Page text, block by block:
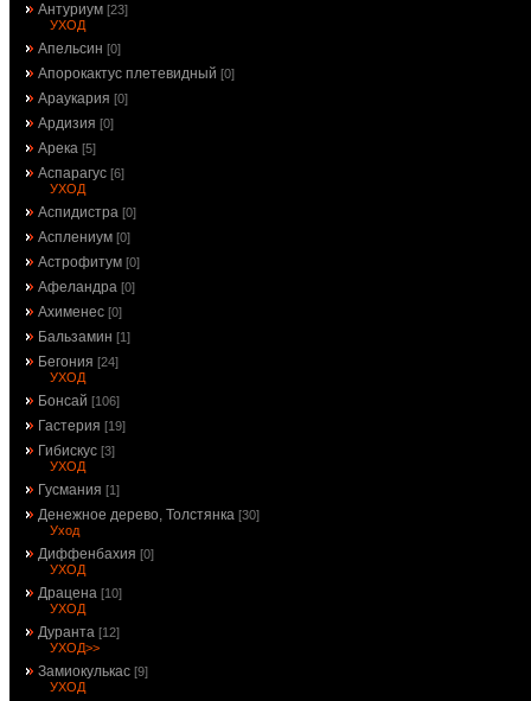
Антуриум [23]
УХОД
Апельсин [0]
Апорокактус плетевидный [0]
Араукария [0]
Ардизия [0]
Арека [5]
Аспарагус [6]
УХОД
Аспидистра [0]
Асплениум [0]
Астрофитум [0]
Афеландра [0]
Ахименес [0]
Бальзамин [1]
Бегония [24]
УХОД
Бонсай [106]
Гастерия [19]
Гибискус [3]
УХОД
Гусмания [1]
Денежное дерево, Толстянка [30]
Уход
Диффенбахия [0]
УХОД
Драцена [10]
УХОД
Дуранта [12]
УХОД>>
Замиокулькас [9]
УХОД